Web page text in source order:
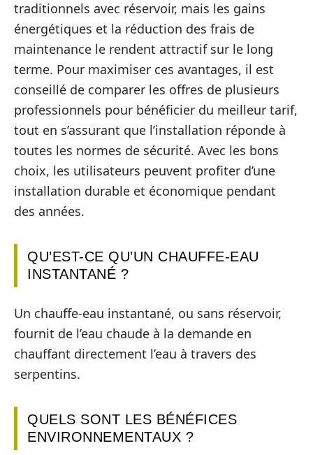
traditionnels avec réservoir, mais les gains
énergétiques et la réduction des frais de
maintenance le rendent attractif sur le long
terme. Pour maximiser ces avantages, il est
conseillé de comparer les offres de plusieurs
professionnels pour bénéficier du meilleur tarif,
tout en s’assurant que l’installation réponde à
toutes les normes de sécurité. Avec les bons
choix, les utilisateurs peuvent profiter d’une
installation durable et économique pendant
des années.
QU’EST-CE QU’UN CHAUFFE-EAU
INSTANTANÉ ?
Un chauffe-eau instantané, ou sans réservoir,
fournit de l’eau chaude à la demande en
chauffant directement l’eau à travers des
serpentins.
QUELS SONT LES BÉNÉFICES
ENVIRONNEMENTAUX ?